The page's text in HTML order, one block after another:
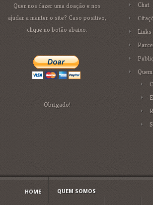
Quer nos fazer uma doação e nos
ajudar a manter o site? Caso positivo,
clique no botão abaixo.
Obrigado!
Chat
Links
HOME QUEM SOMOS